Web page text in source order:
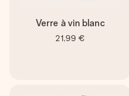
Verre à vin blanc
21,99 €